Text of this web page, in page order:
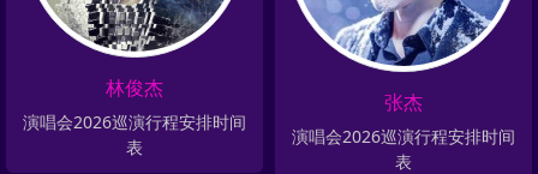
林俊杰
演唱会2026巡演行程安排时间
表
张杰
演唱会2026巡演行程安排时间
表